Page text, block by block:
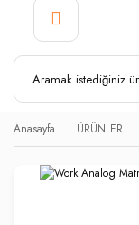
Anasayfa ÜRÜNLER